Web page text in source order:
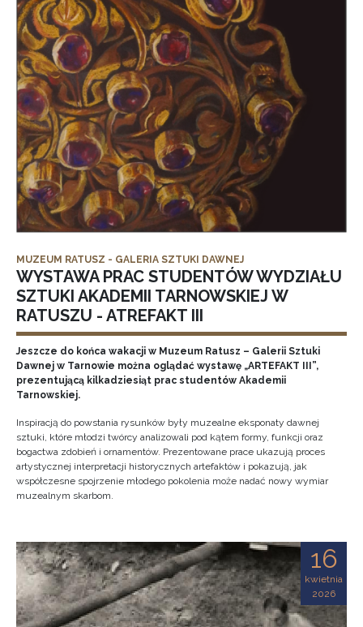
MUZEUM RATUSZ - GALERIA SZTUKI DAWNEJ
WYSTAWA PRAC STUDENTÓW WYDZIAŁU
SZTUKI AKADEMII TARNOWSKIEJ W
RATUSZU - ATREFAKT III
Jeszcze do końca wakacji w Muzeum Ratusz – Galerii Sztuki
Dawnej w Tarnowie można oglądać wystawę „ARTEFAKT III”,
prezentującą kilkadziesiąt prac studentów Akademii
Tarnowskiej.
Inspiracją do powstania rysunków były muzealne eksponaty dawnej
sztuki, które młodzi twórcy analizowali pod kątem formy, funkcji oraz
bogactwa zdobień i ornamentów. Prezentowane prace ukazują proces
artystycznej interpretacji historycznych artefaktów i pokazują, jak
współczesne spojrzenie młodego pokolenia może nadać nowy wymiar
muzealnym skarbom.
16
kwietnia
2026